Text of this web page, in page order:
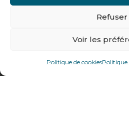
Refuser
Voir les
Politique de cookiesPolitique
Tél : + 33 (0)4 74 62 81 44
Villefranche sur Saône